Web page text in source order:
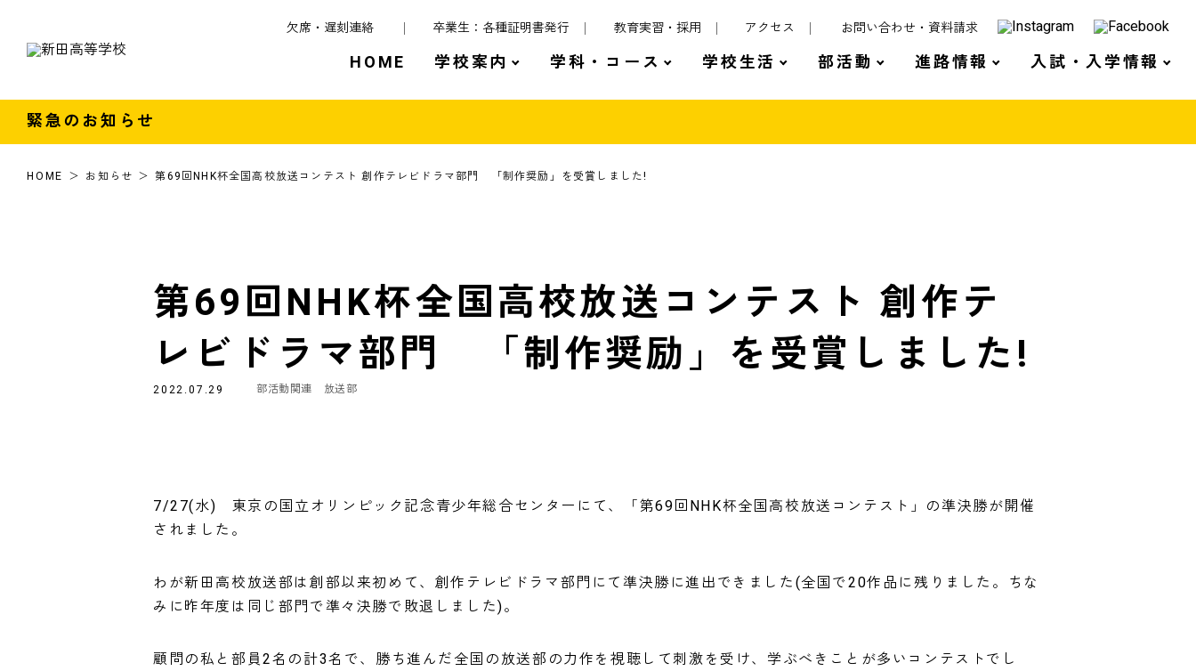
欠席・遅刻連絡 卒業生：各種証明書発行 教育実習・採用 アクセス お問い合わせ・資料請求
HOME 学校案内 学科・コース 学校生活 部活動 進路情報 入試・入学情報
緊急のお知らせ
HOME お知らせ 第69回NHK杯全国高校放送コンテスト 創作テレビドラマ部門 「制作奨励」を受賞しました!
第69回NHK杯全国高校放送コンテスト 創作テ
レビドラマ部門 「制作奨励」を受賞しました!
2022.07.29 部活動関連 放送部
7/27(水) 東京の国立オリンピック記念青少年総合センターにて、「第69回NHK杯全国高校放送コンテスト」の準決勝が開催
されました。
わが新田高校放送部は創部以来初めて、創作テレビドラマ部門にて準決勝に進出できました(全国で20作品に残りました。ちな
みに昨年度は同じ部門で準々決勝で敗退しました)。
顧問の私と部員2名の計3名で、勝ち進んだ全国の放送部の力作を視聴して刺激を受け、学ぶべきことが多いコンテストでし